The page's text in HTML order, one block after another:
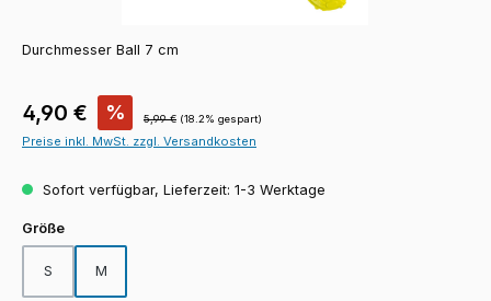
Durchmesser Ball 7 cm
Verkaufspreis:
4,90 € % Regulärer Preis:
5,99 € (18.2% gespart)
Preise inkl. MwSt. zzgl. Versandkosten
Sofort verfügbar, Lieferzeit: 1-3 Werktage
Größeauswählen
S M